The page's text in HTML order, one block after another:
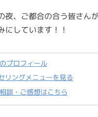
夜、ご都合の合う皆さん
にしています！！
プロフィール
リングメニューを見る
談・ご感想はこちら